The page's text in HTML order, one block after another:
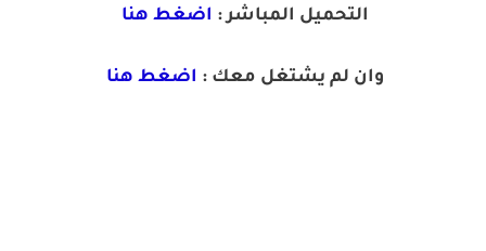
التحميل المباشر : اضغط هنا
وان لم يشتغل معك : اضغط هنا